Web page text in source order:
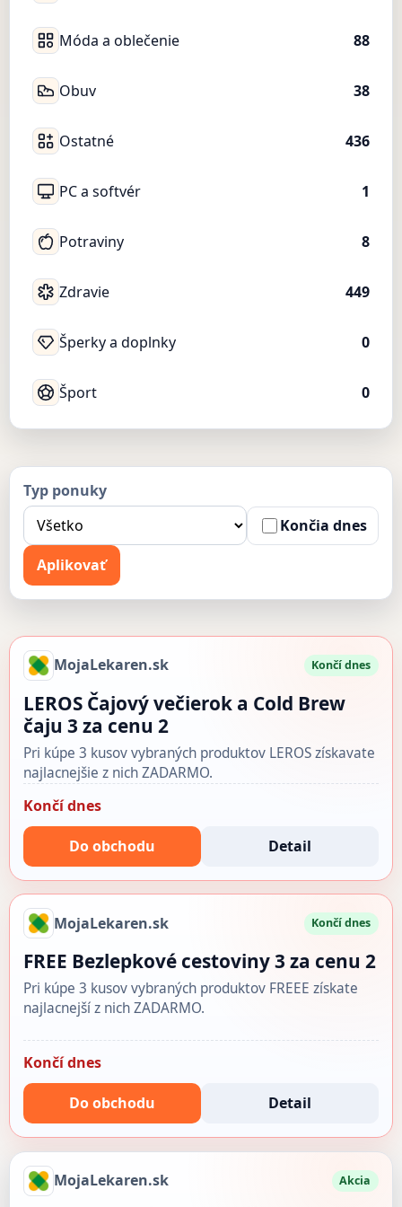
Móda a oblečenie 88
Obuv 38
Ostatné 436
PC a softvér 1
Potraviny 8
Zdravie 449
Šperky a doplnky 0
Šport 0
Typ ponuky
Končia dnes
Aplikovať
MojaLekaren.sk Končí dnes
LEROS Čajový večierok a Cold Brew
čaju 3 za cenu 2
Pri kúpe 3 kusov vybraných produktov LEROS získavate
najlacnejšie z nich ZADARMO.
Končí dnes
Do obchodu Detail
MojaLekaren.sk Končí dnes
FREE Bezlepkové cestoviny 3 za cenu 2
Pri kúpe 3 kusov vybraných produktov FREEE získate
najlacnejší z nich ZADARMO.
Končí dnes
Do obchodu Detail
MojaLekaren.sk Akcia